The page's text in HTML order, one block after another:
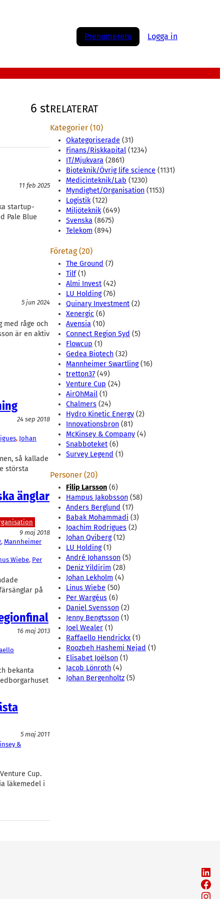
Prenumerera Logga in
6 st
11 feb 2025
startup-
Pale Blue
5 jun 2024
med råge och
är en aktiv
24 sep 2018
, Johan
så kallade
största
änglar
9 maj 2018
, Mannheimer
Wiebe, Per
på
16 maj 2013
bekanta
5 maj 2011
&
Cup.
läkemedel i
RELATERAT
Kategorier (10)
Okategoriserade (31)
Finans/Riskkapital (1234)
IT/Mjukvara (2861)
Bioteknik/Övrig life science (1131)
Medicinteknik/Lab (1230)
Myndighet/Organisation (1153)
Logistik(122)
Miljöteknik(649)
Svenska (8675)
Telekom (894)
Företag (20)
The Ground (7)
Tilf(1)
Almi Invest (42)
LU Holding(76)
Quinary Investment (2)
Xenergic (6)
Avensia (10)
Connect Region Syd (5)
Flowcup (1)
Gedea Biotech (32)
Mannheimer Swartling(16)
tretton37 (49)
Venture Cup (24)
AirOhMail (1)
Chalmers (24)
Hydro Kinetic Energy (2)
Innovationsbron (81)
McKinsey & Company (4)
Snabboteket (6)
Survey Legend (1)
Personer (20)
Filip Larsson (6)
Hampus Jakobsson (58)
Anders Berglund (17)
Babak Mohammadi (3)
Joachim Rodrigues (2)
Johan Qviberg(12)
LU Holding(1)
André Johansson (5)
Deniz Yildirim (28)
Johan Lekholm (4)
Linus Wiebe (50)
Per Wargéus (6)
Daniel Svensson (2)
Jenny Bengtsson (1)
Joel Wealer (1)
Raffaello Hendrickx (1)
Roozbeh Hashemi Nejad (1)
Elisabet Joëlson (1)
Jacob Lönroth (4)
Johan Bergenholtz (5)
LinkedIn
Facebook
Instagram